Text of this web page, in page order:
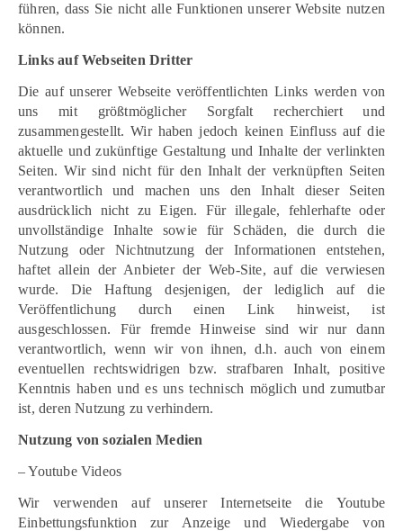
führen, dass Sie nicht alle Funktionen unserer Website nutzen
können.
Links auf Webseiten Dritter
Die auf unserer Webseite veröffentlichten Links werden von
uns mit größtmöglicher Sorgfalt recherchiert und
zusammengestellt. Wir haben jedoch keinen Einfluss auf die
aktuelle und zukünftige Gestaltung und Inhalte der verlinkten
Seiten. Wir sind nicht für den Inhalt der verknüpften Seiten
verantwortlich und machen uns den Inhalt dieser Seiten
ausdrücklich nicht zu Eigen. Für illegale, fehlerhafte oder
unvollständige Inhalte sowie für Schäden, die durch die
Nutzung oder Nichtnutzung der Informationen entstehen,
haftet allein der Anbieter der Web-Site, auf die verwiesen
wurde. Die Haftung desjenigen, der lediglich auf die
Veröffentlichung durch einen Link hinweist, ist
ausgeschlossen. Für fremde Hinweise sind wir nur dann
verantwortlich, wenn wir von ihnen, d.h. auch von einem
eventuellen rechtswidrigen bzw. strafbaren Inhalt, positive
Kenntnis haben und es uns technisch möglich und zumutbar
ist, deren Nutzung zu verhindern.
Nutzung von sozialen Medien
– Youtube Videos
Wir verwenden auf unserer Internetseite die Youtube
Einbettungsfunktion zur Anzeige und Wiedergabe von